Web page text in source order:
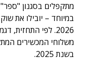
מתקפלים בסגנון
במיוחד – יובילו את
בשנת 2025.